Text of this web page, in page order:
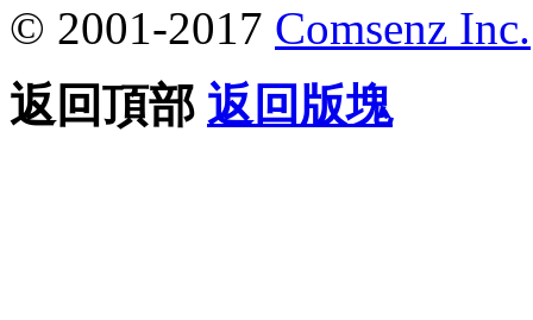
© 2001-2017 Comsenz Inc.
返回頂部 返回版塊